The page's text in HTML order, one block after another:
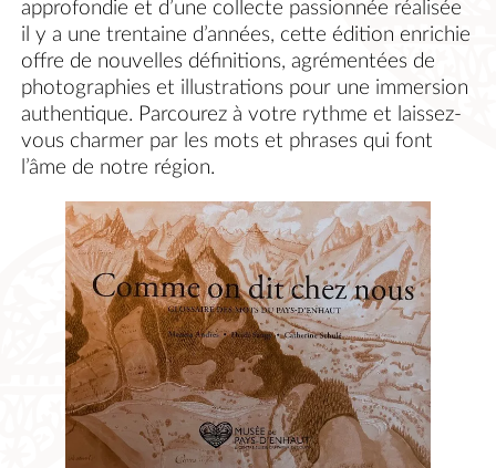
approfondie et d’une collecte passionnée réalisée
il y a une trentaine d’années, cette édition enrichie
offre de nouvelles définitions, agrémentées de
photographies et illustrations pour une immersion
authentique. Parcourez à votre rythme et laissez-
vous charmer par les mots et phrases qui font
l’âme de notre région.